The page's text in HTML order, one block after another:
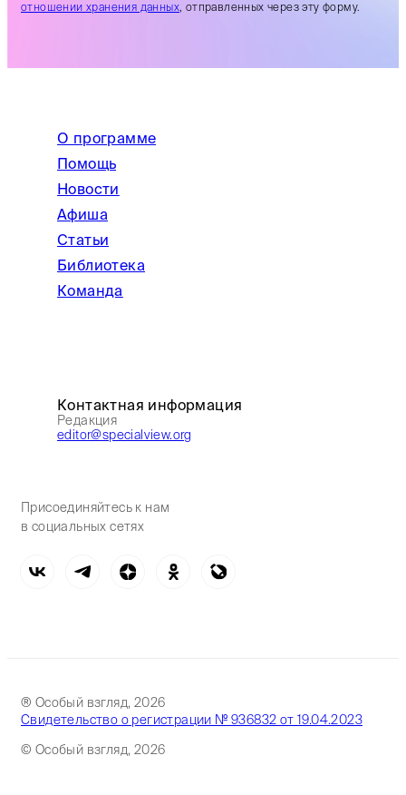
отношении хранения данных, отправленных через эту форму.
О программе
Помощь
Новости
Афиша
Статьи
Библиотека
Команда
Контактная информация
Редакция
editor@specialview.org
Присоединяйтесь к нам
в социальных сетях
® Особый взгляд, 2026
Свидетельство о регистрации № 936832 от 19.04.2023
© Особый взгляд, 2026